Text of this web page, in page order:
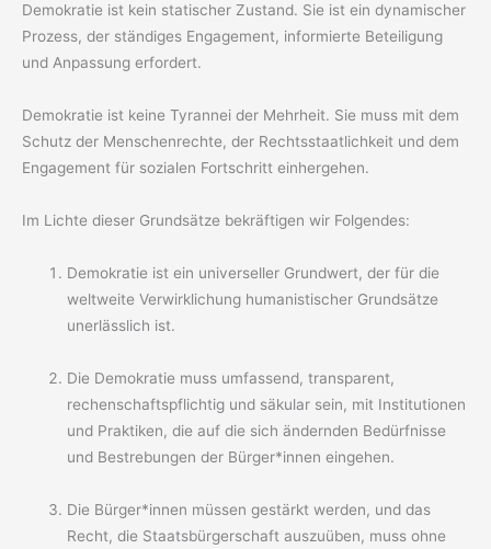
Demokratie ist kein statischer Zustand. Sie ist ein dynamischer
Prozess, der ständiges Engagement, informierte Beteiligung
und Anpassung erfordert.
Demokratie ist keine Tyrannei der Mehrheit. Sie muss mit dem
Schutz der Menschenrechte, der Rechtsstaatlichkeit und dem
Engagement für sozialen Fortschritt einhergehen.
Im Lichte dieser Grundsätze bekräftigen wir Folgendes:
Demokratie ist ein universeller Grundwert, der für die
weltweite Verwirklichung humanistischer Grundsätze
unerlässlich ist.
Die Demokratie muss umfassend, transparent,
rechenschaftspflichtig und säkular sein, mit Institutionen
und Praktiken, die auf die sich ändernden Bedürfnisse
und Bestrebungen der Bürger*innen eingehen.
Die Bürger*innen müssen gestärkt werden, und das
Recht, die Staatsbürgerschaft auszuüben, muss ohne